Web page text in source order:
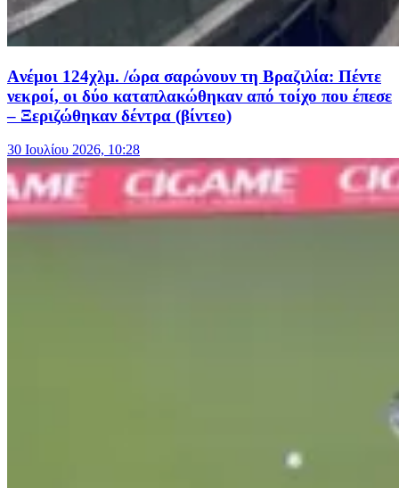
Aνέμοι 124χλμ. /ώρα σαρώνουν τη Βραζιλία: Πέντε
νεκροί, οι δύο καταπλακώθηκαν από τοίχο που έπεσε
– Ξεριζώθηκαν δέντρα (βίντεο)
30 Ιουλίου 2026, 10:28